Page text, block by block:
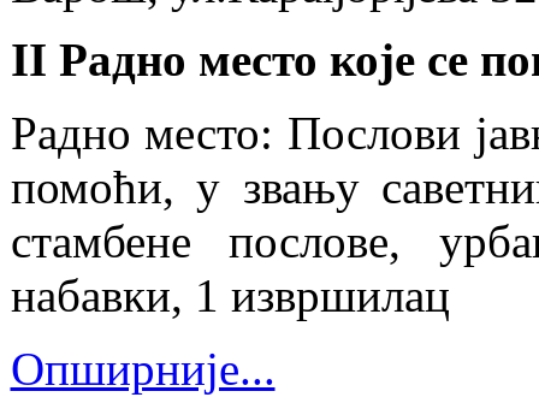
II Радно место које се
Радно место: Послови
помоћи, у звању
стамбене послове,
набавки, 1 извршилац
Опширније...